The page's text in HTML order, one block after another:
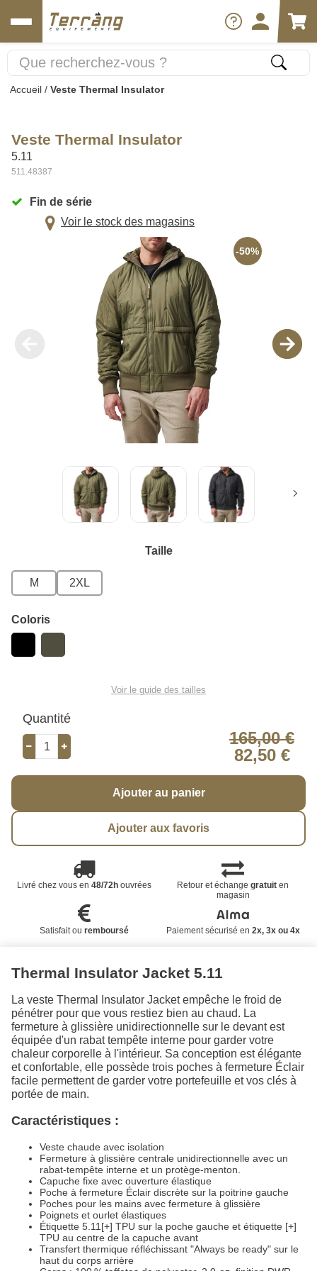
Accueil / Veste Thermal Insulator
Veste Thermal Insulator
5.11
511.48387
Fin de série
Voir le stock des magasins
-50%
Taille
M 2XL
Coloris
Voir le guide des tailles
Quantité
165,00 €
82,50 €
Ajouter au panier
Ajouter aux favoris
Livré chez vous en 48/72houvrées Retour et échangegratuit en
magasin
Satisfait ou remboursé Paiement sécurisé en 2x, 3x ou 4x
Thermal Insulator Jacket 5.11
La veste Thermal Insulator Jacket empêche le froid de
pénétrer pour que vous restiez bien au chaud. La
fermeture à glissière unidirectionnelle sur le devant est
équipée d'un rabat tempête interne pour garder votre
chaleur corporelle à l'intérieur. Sa conception est élégante
et confortable, elle possède trois poches à fermeture Éclair
facile permettent de garder votre portefeuille et vos clés à
portée de main.
Caractéristiques :
Veste chaude avec isolation
Fermeture à glissière centrale unidirectionnelle avec un
rabat-tempête interne et un protège-menton.
Capuche fixe avec ouverture élastique
Poche à fermeture Éclair discrète sur la poitrine gauche
Poches pour les mains avec fermeture à glissière
Poignets et ourlet élastiques
Étiquette 5.11[+] TPU sur la poche gauche et étiquette [+]
TPU au centre de la capuche avant
Transfert thermique réfléchissant "Always be ready" sur le
haut du corps arrière